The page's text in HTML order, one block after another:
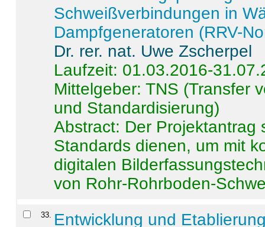
Schweißverbindungen in
Dampfgeneratoren (RRV-
Dr. rer. nat. Uwe Zscherpel
Laufzeit: 01.03.2016-
Mittelgeber: TNS (Transfer
und Standardisierung)
Abstract: Der Projektantrag
Standards dienen, um mit
digitalen
von Rohr-Rohrboden-
33. Entwicklung und